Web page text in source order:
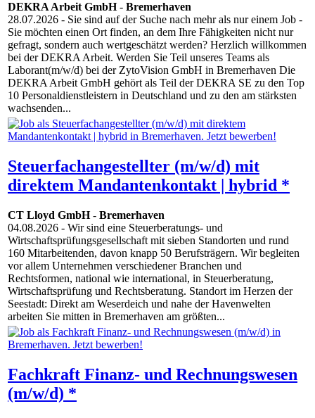
DEKRA Arbeit GmbH- Bremerhaven
28.07.2026 - Sie sind auf der Suche nach mehr als nur einem Job -
Sie möchten einen Ort finden, an dem Ihre Fähigkeiten nicht nur
gefragt, sondern auch wertgeschätzt werden? Herzlich willkommen
bei der DEKRA Arbeit. Werden Sie Teil unseres Teams als
Laborant(m/w/d) bei der ZytoVision GmbH in Bremerhaven Die
DEKRA Arbeit GmbH gehört als Teil der DEKRA SE zu den Top
10 Personaldienstleistern in Deutschland und zu den am stärksten
wachsenden...
Steuerfachangestellter (m/w/d) mit
direktem Mandantenkontakt | hybrid *
CT Lloyd GmbH- Bremerhaven
04.08.2026 - Wir sind eine Steuerberatungs- und
Wirtschaftsprüfungsgesellschaft mit sieben Standorten und rund
160 Mitarbeitenden, davon knapp 50 Berufsträgern. Wir begleiten
vor allem Unternehmen verschiedener Branchen und
Rechtsformen, national wie international, in Steuerberatung,
Wirtschaftsprüfung und Rechtsberatung. Standort im Herzen der
Seestadt: Direkt am Weserdeich und nahe der Havenwelten
arbeiten Sie mitten in Bremerhaven am größten...
Fachkraft Finanz- und Rechnungswesen
(m/w/d) *